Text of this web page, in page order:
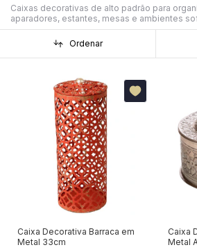
Caixas decorativas de alto padrão para
aparadores, estantes, mesas e ambientes
Ordenar
Caixa Decorativa Barraca em
Metal 33cm
Caixa
Metal